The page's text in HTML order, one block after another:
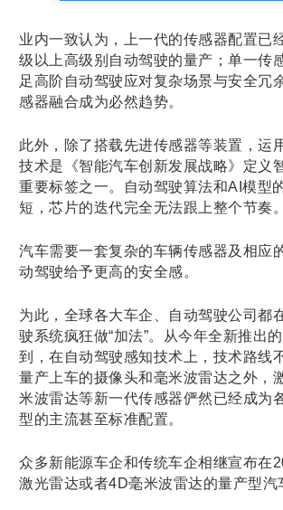
业内一致认为，上一代的传感器配置已
级以上高级别自动驾驶的量产；单一传
足高阶自动驾驶应对复杂场景与安全冗
感器融合成为必然趋势。
此外，除了搭载先进传感器等装置，运
技术是《智能汽车创新发展战略》定义
重要标签之一。自动驾驶算法和AI模型
短，芯片的迭代完全无法跟上整个节奏。
汽车需要一套复杂的车辆传感器及相应
动驾驶给予更高的安全感。
为此，全球各大车企、自动驾驶公司都
驶系统疯狂做“加法”。从今年全新推出
到，在自动驾驶感知技术上，技术路线
量产上车的摄像头和毫米波雷达之外，
米波雷达等新一代传感器俨然已经成为
型的主流甚至标准配置。
众多新能源车企和传统车企相继宣布在
激光雷达或者4D毫米波雷达的量产型汽